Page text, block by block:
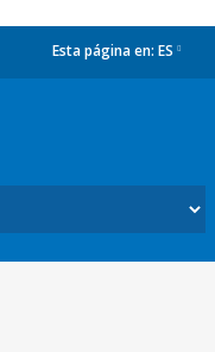
Esta página en: ES